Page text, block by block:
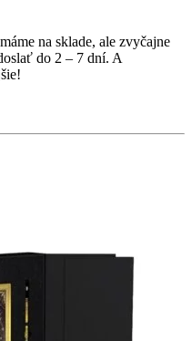
na sklade, ale zvyčajne
do 2 – 7 dní. A